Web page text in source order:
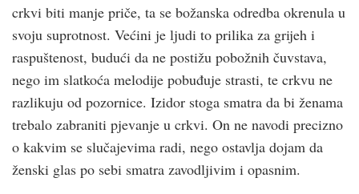
crk­vi biti manje priče, ta se božanska odredba okrenula u
svoju suprotnost. Većini je ljudi to prilika za grijeh i
raspuštenost, budući da ne postižu pobožnih čuvstava,
nego im slatkoća melodije pobuđuje strasti, te crk­vu ne
razlikuju od pozornice. Izidor stoga smatra da bi ženama
trebalo zabraniti pjevanje u crk­vi. On ne navodi precizno
o kakvim se slučajevima radi, nego ostavlja dojam da
ženski glas po sebi smatra zavodljivim i opasnim.